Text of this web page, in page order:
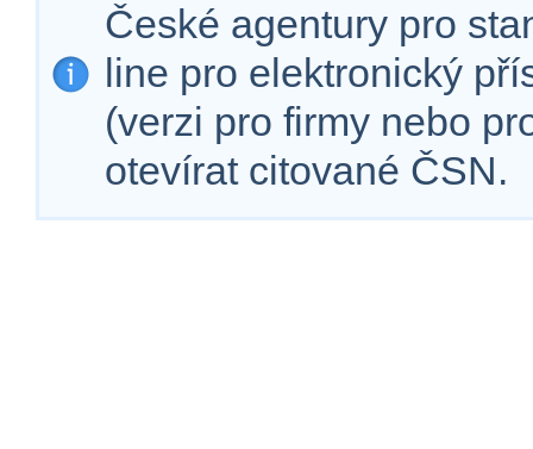
České agentury pro
line pro elektronický
(verzi pro firmy nebo
otevírat citované ČSN.